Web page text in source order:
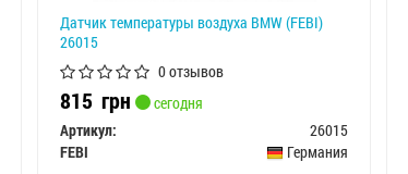
Датчик температуры воздуха BMW (FEBI)
26015
0 отзывов
815грн
сегодня
Артикул:
26015
FEBI
Германия